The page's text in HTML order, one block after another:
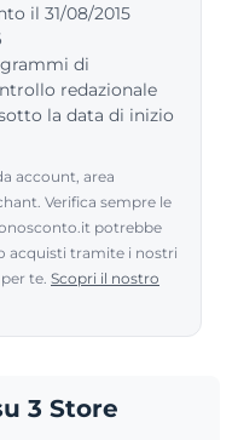
il 31/08/2015
di
redazionale
la data di inizio
account, area
Verifica sempre le
potrebbe
acquisti tramite i nostri
te. Scopri il nostro
3 Store